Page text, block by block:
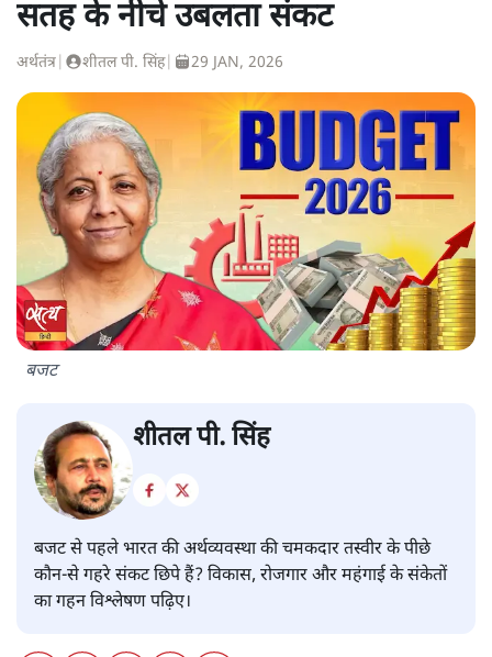
सतह के नीचे उबलता संकट
अर्थतंत्र शीतल पी. सिंह| 29 JAN, 2026
बजट
शीतल पी. सिंह
बजट से पहले भारत की अर्थव्यवस्था की चमकदार तस्वीर के पीछे
कौन-से गहरे संकट छिपे हैं? विकास, रोजगार और महंगाई के संकेतों
का गहन विश्लेषण पढ़िए।